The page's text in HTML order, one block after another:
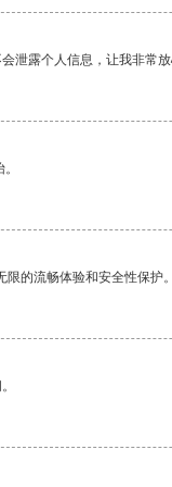
泄露个人信息，让我非常
限的流畅体验和安全性保护